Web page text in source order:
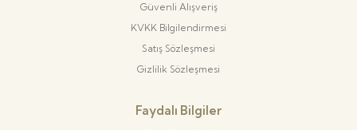
Güvenli Alışveriş
KVKK Bilgilendirmesi
Satış Sözleşmesi
Gizlilik Sözleşmesi
Faydalı Bilgiler